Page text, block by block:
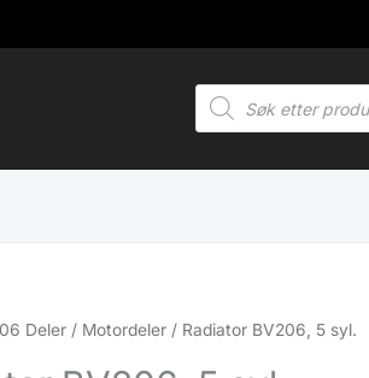
Products
search
Deler / Motordeler / Radiator BV206, 5 syl.